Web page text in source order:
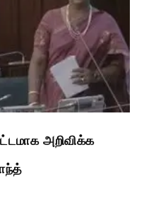
அறிவிக்க